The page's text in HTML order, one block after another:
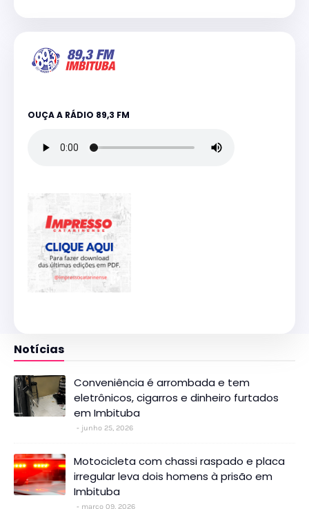
OUÇA A RÁDIO 89,3 FM
Notícias
Conveniência é arrombada e tem
eletrônicos, cigarros e dinheiro furtados
em Imbituba
junho 25, 2026
Motocicleta com chassi raspado e placa
irregular leva dois homens à prisão em
Imbituba
março 09, 2026